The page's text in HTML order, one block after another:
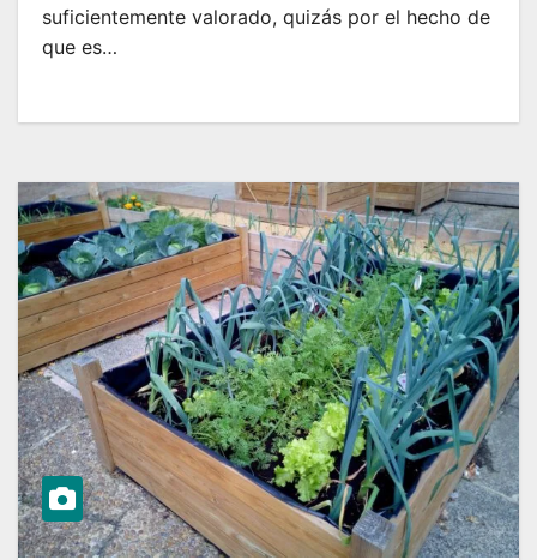
suficientemente valorado, quizás por el hecho de
que es…